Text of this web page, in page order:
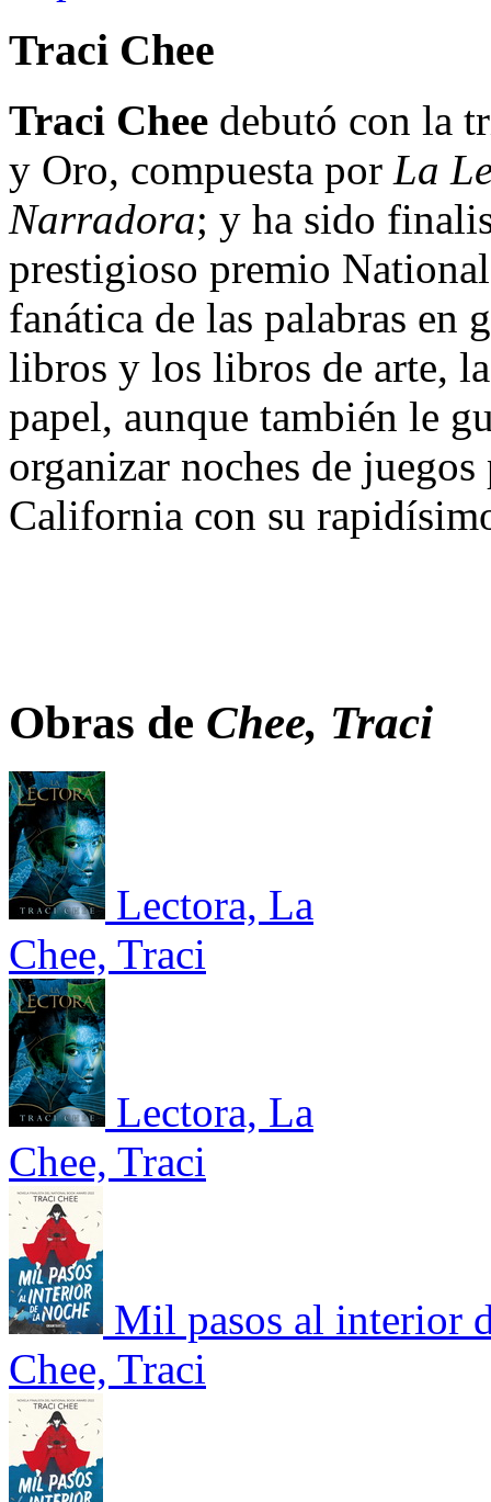
Traci Chee
Traci Chee debutó con la
y Oro, compuesta por La
Narradora; y ha sido
prestigioso premio
fanática de las palabras en
libros y los libros de arte,
papel, aunque también le
organizar noches de
California con su
Obras de Chee, Traci
Lectora, La
Chee, Traci
Lectora, La
Chee, Traci
Mil pasos al interior
Chee, Traci